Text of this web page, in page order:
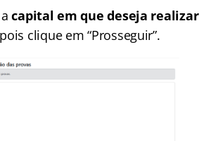
acapital em que deseja realizar
clique em “Prosseguir”.